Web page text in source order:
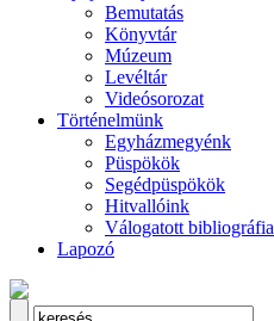
Bemutatás
Könyvtár
Múzeum
Levéltár
Videósorozat
Történelmünk
Egyházmegyénk
Püspökök
Segédpüspökök
Hitvallóink
Válogatott bibliográfia
Lapozó